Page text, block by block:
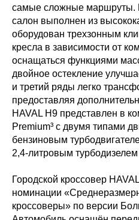
самые сложные маршруты.
салон выполнен из
оборудован трехзонным
кресла в зависимости от
оснащаться функциями
двойное остекление
и третий ряды легко
предоставляя
HAVAL H9 представлен в
Premium³ с двумя типами
бензиновым
2,4-литровым
Городской кроссовер
номинации
кроссоверы» по версии